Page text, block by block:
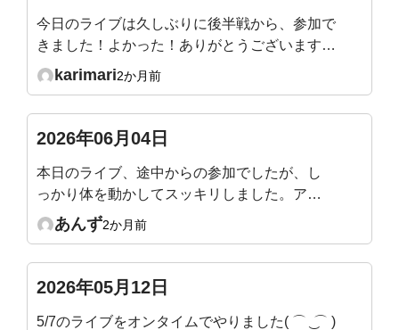
今日のライブは久しぶりに後半戦から、参加で
きました！よかった！ありがとうございます😊
横隔膜を直接ほぐすときに、パリパリと剥がれ
ります。痛くはないですが、音の正体はなんな
んでしょうか？？
karimari2か月前
2026年06月04日
本日のライブ、途中からの参加でしたが、し
っかり体を動かしてスッキリしました。アー
カイブや他の動画を見ながら毎日少しずつ続
けてみようと思います。
あんず2か月前
2026年05月12日
5/7のライブをオンタイムでやりました( ⌒ ͜ ⌒ )